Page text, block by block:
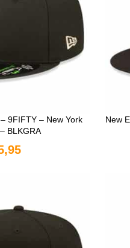
9FIFTY – New York
BLKGRA
New